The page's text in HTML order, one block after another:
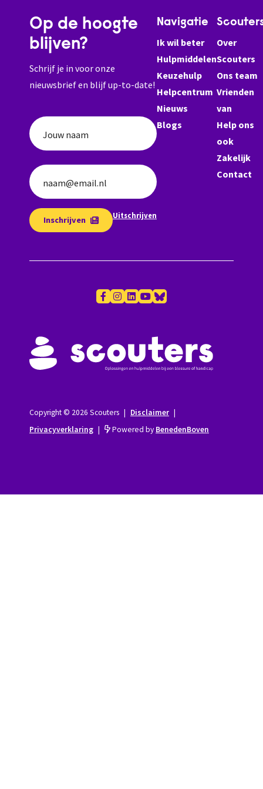
Op de hoogte
blijven?
Schrijf je in voor onze
nieuwsbrief en blijf up-to-date!
Jouw naam
naam@email.nl
Inschrijven Uitschrijven
Navigatie
Ik wil beter
Hulpmiddelen
Keuzehulp
Helpcentrum
Nieuws
Blogs
Over
Scouters
Ons team
Vrienden
van
Help ons
ook
Zakelijk
Contact
Copyright © 2026 Scouters | Disclaimer |
Privacyverklaring | Powered by BenedenBoven